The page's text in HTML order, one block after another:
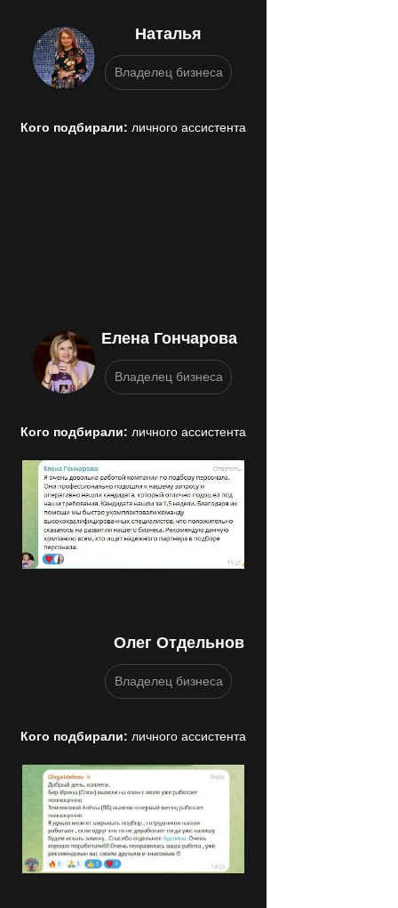
Наталья
Владелец бизнеса
Кого подбирали: личного ассистента
Кого подбирали: личного ассистента
Владелец бизнеса
Елена Гончарова
Олег Отдельнов
Владелец бизнеса
Кого подбирали: личного ассистента